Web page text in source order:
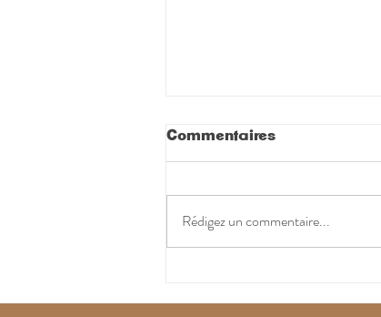
Commentaires
Rédigez un commentaire...